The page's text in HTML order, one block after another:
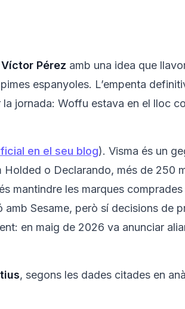
Pérez amb una idea que
espanyoles. L’empenta
jornada: Woffu estava en el lloc
en el seu blog). Visma és un
o Declarando, més de 250
mantindre les marques
Sesame, però sí decisions de
en maig de 2026 va anunciar
, segons les dades citades en